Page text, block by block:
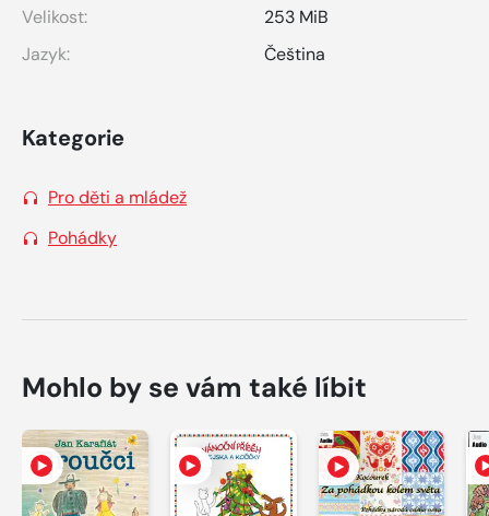
Velikost:
253 MiB
Jazyk:
Čeština
Kategorie
Pro děti a mládež
Pohádky
Mohlo by se vám také líbit